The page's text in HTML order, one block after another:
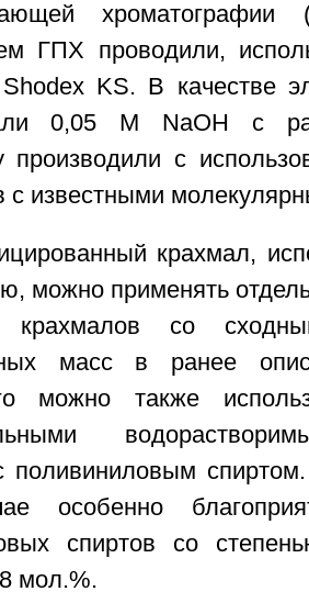
ГПХ проводили,
KS. В качестве
0,05 М NaOH с
производили с
с известными
крахмал,
можно применять
крахмалов со
масс в ранее
можно также
поливиниловым
особенно
спиртов со
мол.%.